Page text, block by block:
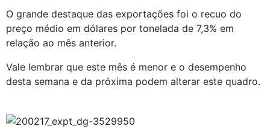
O grande destaque das exportações foi o recuo do
preço médio em dólares por tonelada de 7,3% em
relação ao mês anterior.
Vale lembrar que este mês é menor e o desempenho
desta semana e da próxima podem alterar este quadro.